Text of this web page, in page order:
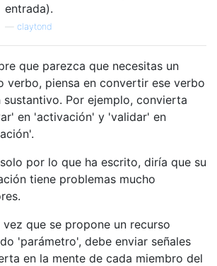
entrada).
claytond
que parezca que necesitas un
verbo, piensa en convertir ese verbo
sustantivo. Por ejemplo, convierta
en 'activación' y 'validar' en
por lo que ha escrito, diría que su
tiene problemas mucho
vez que se propone un recurso
'parámetro', debe enviar señales
en la mente de cada miembro del